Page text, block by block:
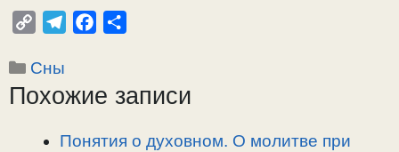
p
y
e
r
e
o
р
в
Рубрики
Сны
Похожие записи
Понятия о духовном. О молитве при